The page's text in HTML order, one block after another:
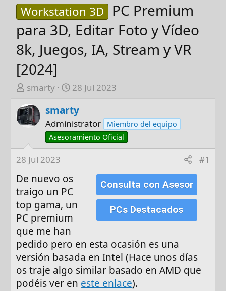
Workstation 3D
PC Premium
para 3D, Editar Foto y Vídeo
8k, Juegos, IA, Stream y VR
[2024]
A
t
o
smarty
F
c
h
a
d
i
n
i
c
i
28 Jul 2023
smarty
Administrator
Miembro del equipo
Asesoramiento Oficial
28 Jul 2023 #1
Consulta con Asesor
PCs Destacados
De nuevo os
traigo un PC
top gama, un
PC premium
que me han
pedido pero en esta ocasión es una
versión basada en Intel (Hace unos días
os traje algo similar basado en AMD que
podéis ver en este enlace).